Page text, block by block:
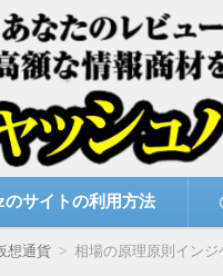
材激安サイト
をレビューを買い取るこ
サイトの利用方法
想通貨 相場の原理原則インジ